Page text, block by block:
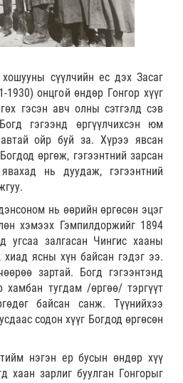
сүүлчийн ес дэх Засаг
онцгой өндөр Гонгор хүүг
гэсэн авч олны сэтгэлд сэв
гэгээнд өргүүлчихсэн юм
ойр буй за. Хүрээ явсан
өргөж, гэгээнтний зарсан
нь дуудаж, гэгээнтний
нь өөрийн өргөсөн эцэг
хэмээх Гэмпилдоржийг 1894
угсаа залгасан Чингис хааны
ясны хүн байсан гэдэг ээ.
зартай. Богд гэгээнтэнд
тугдам /өргөө/ тэргүүт
байсан санж. Түүнийхээ
содон хүүг Богдод өргөсөн
нэгэн ер бусын өндөр хүү
хаан зарлиг буулган Гонгорыг